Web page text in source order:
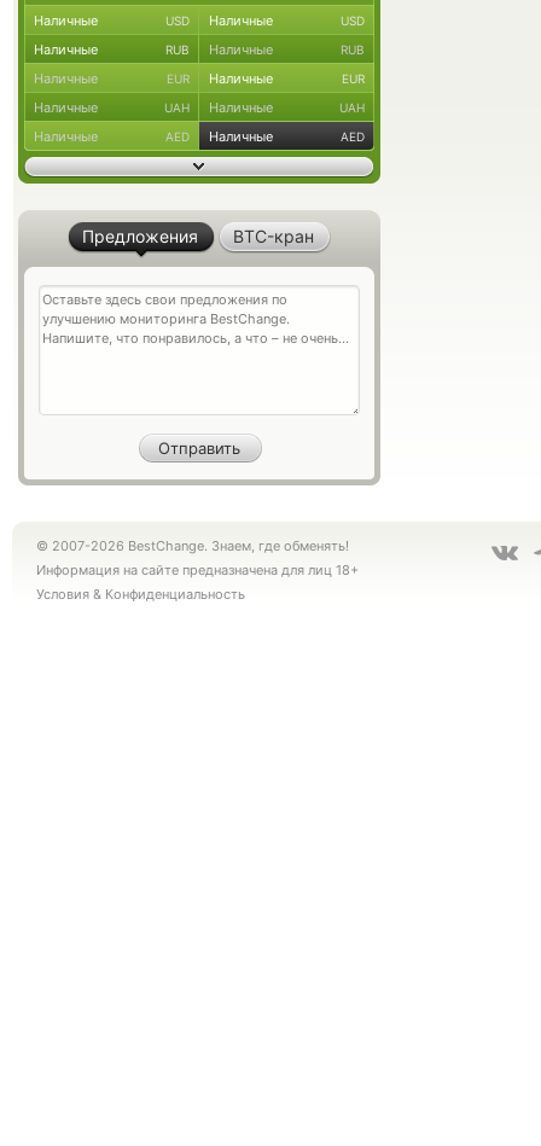
Наличные USD Наличные USD
Наличные RUB Наличные RUB
Наличные EUR Наличные EUR
Наличные UAH Наличные UAH
Наличные AED Наличные AED
Предложения BTC-кран
© 2007-2026 BestChange. Знаем, где обменять!
Информация на сайте предназначена для лиц 18+
Условия & Конфиденциальность